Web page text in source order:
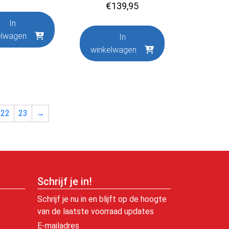
In
€139,95
In
winkelwagen
22 23 →
Schrijf je in!
Schrijf je nu in en blijft op de hoogte
van de laatste voorraad updates
E-mailadres